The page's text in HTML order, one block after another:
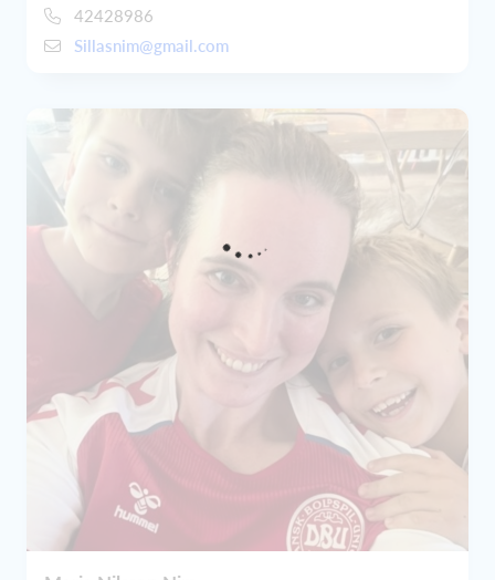
42428986
Sillasnim@gmail.com